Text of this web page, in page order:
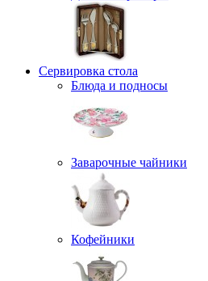
Сервировка стола
Блюда и подносы
Заварочные чайники
Кофейники